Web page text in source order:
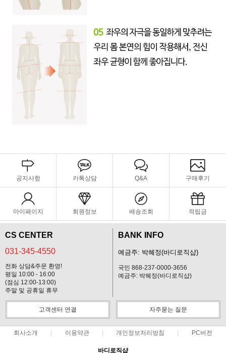
공지사항 카톡상담 Q&A 구매후기
마이페이지 회원정보 배송조회 적립금
CS CENTER
031-345-4550
전화 상담&주문 환영!
평일 10:00 - 16:00
(점심 12:00-13:00)
주말 및 공휴일 휴무
BANK INFO
예금주: 박혜정(바디로직샵)
국민 868-237-0000-3656
예금주: 박혜정(바디로직샵)
고객센터 연결 자주묻는 질문
회사소개 이용약관 개인정보처리방침 PC버전
바디로직샵